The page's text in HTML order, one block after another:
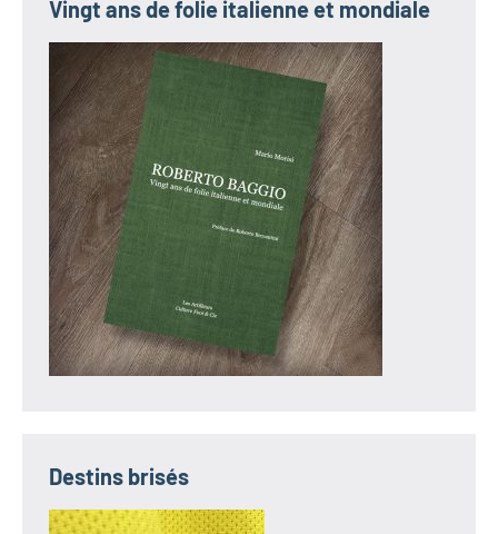
Vingt ans de folie italienne et mondiale
Destins brisés